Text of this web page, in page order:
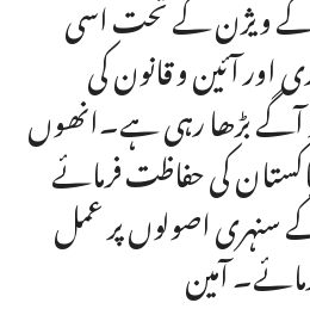
اور آئین و قانون کی
آگے بڑھا رہی ہے۔انھوں
کی حفاظت فرمائے
سنہری اصولوں پر عمل
آمین